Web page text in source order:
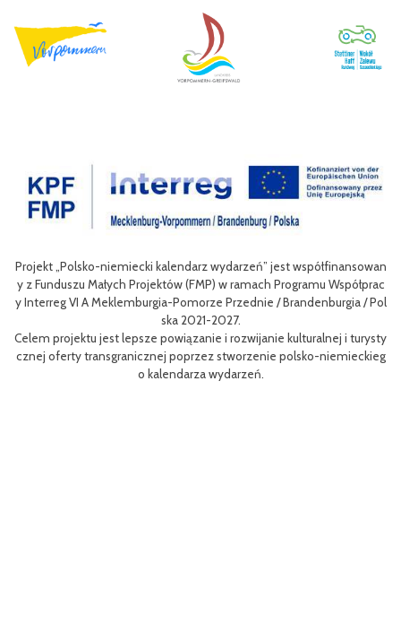
/ Pol
i turysty
Celem III Polsko-Niemieckich Dni Turystyki Rowerowej jest
nie oferty turystycznej oraz ułatwienie transgranicznego
niej dla mieszkańców obszaru Euroregionu Pomerania jak i dla
w odwiedzających region.
Efektem planowanych działań jest przybliżenie zwykłym
m rowerów możliwości różnych tras oraz miejsc do zwiedzenia,
aangażowanie prawdziwych rowerowych pasjonatów w rozwój